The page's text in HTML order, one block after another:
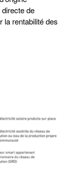
de
la rentabilité des